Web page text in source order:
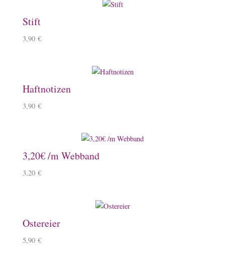
Stift
3,90 €
Haftnotizen
3,90 €
3,20€ /m Webband
3,20 €
Ostereier
5,90 €